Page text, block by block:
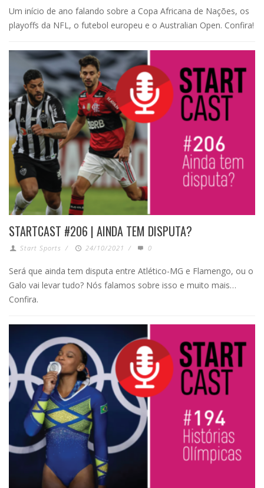
Um início de ano falando sobre a Copa Africana de Nações, os
playoffs da NFL, o futebol europeu e o Australian Open. Confira!
STARTCAST #206 | AINDA TEM DISPUTA?
Start Sports / 24/10/2021 / 0
Será que ainda tem disputa entre Atlético-MG e Flamengo, ou o
Galo vai levar tudo? Nós falamos sobre isso e muito mais…
Confira.